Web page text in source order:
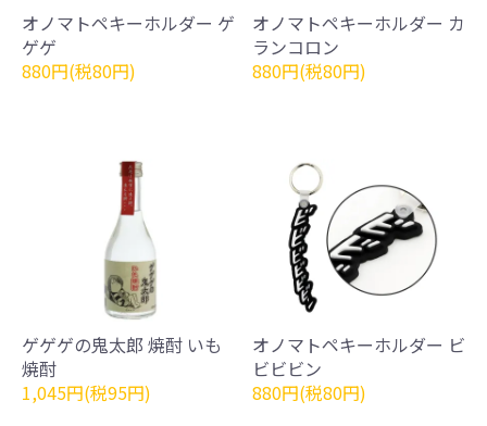
オノマトペキーホルダー ゲ
ゲゲ
880円(税80円)
オノマトペキーホルダー カ
ランコロン
880円(税80円)
ゲゲゲの鬼太郎 焼酎 いも
焼酎
1,045円(税95円)
オノマトペキーホルダー ビ
ビビビン
880円(税80円)